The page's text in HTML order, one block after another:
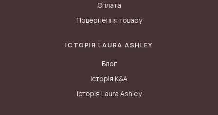
Оплата
Повернення товару
ІСТОРІЯ LAURA ASHLEY
Блог
Історія K&A
Історія Laura Ashley